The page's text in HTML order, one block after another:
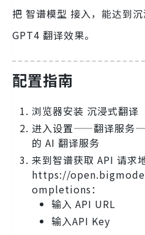
把 智谱模型 接入，能达到
GPT4 翻译效果。
配置指南
浏览器安装 沉浸式翻译
进入设置——翻译服务
的 AI 翻译服务
来到智谱获取 API 请求
https://
ompletions：
输入 API URL
输入API Key